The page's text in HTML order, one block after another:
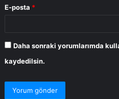
E-posta *
Daha sonraki yorumlarımda
kaydedilsin.